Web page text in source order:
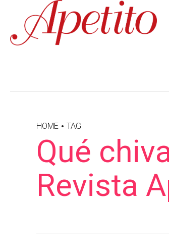
HOME TAG
Qué
Revista